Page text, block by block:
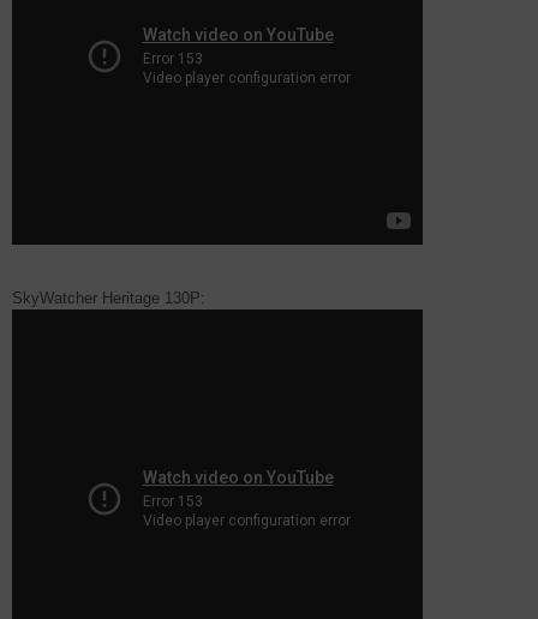
SkyWatcher Heritage 130P: